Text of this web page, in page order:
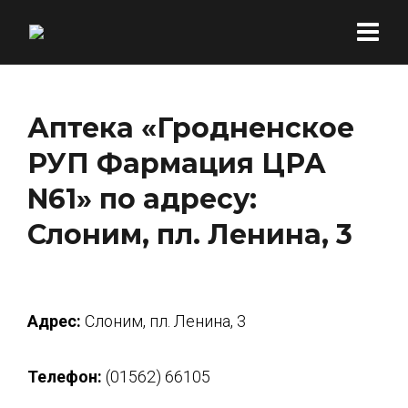
Аптека «Гродненское
РУП Фармация ЦРА
N61» по адресу:
Слоним, пл. Ленина, 3
Адрес: Слоним, пл. Ленина, 3
Телефон: (01562) 66105